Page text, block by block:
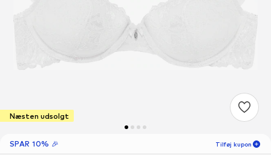
Næsten udsolgt
SPAR 10% 🎉 Tilføj kupon